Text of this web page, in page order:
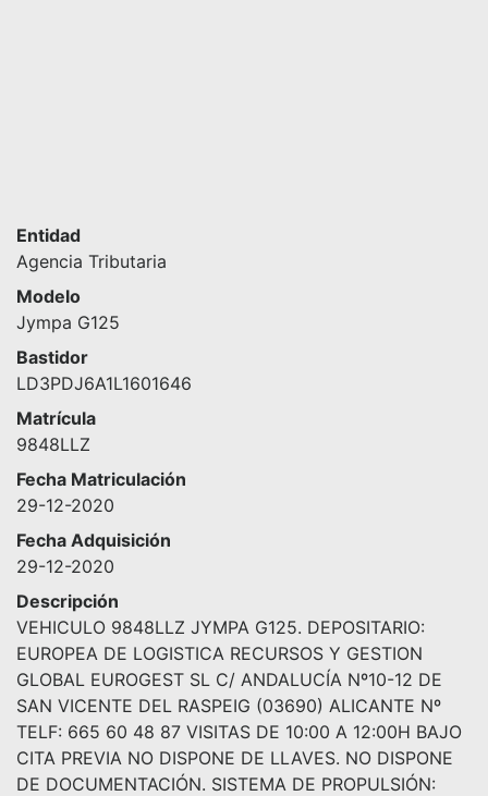
Entidad
Agencia Tributaria
Modelo
Jympa G125
Bastidor
LD3PDJ6A1L1601646
Matrícula
9848LLZ
Fecha Matriculación
29-12-2020
Fecha Adquisición
29-12-2020
Descripción
VEHICULO 9848LLZ JYMPA G125. DEPOSITARIO:
EUROPEA DE LOGISTICA RECURSOS Y GESTION
GLOBAL EUROGEST SL C/ ANDALUCÍA Nº10-12 DE
SAN VICENTE DEL RASPEIG (03690) ALICANTE Nº
TELF: 665 60 48 87 VISITAS DE 10:00 A 12:00H BAJO
CITA PREVIA NO DISPONE DE LLAVES. NO DISPONE
DE DOCUMENTACIÓN. SISTEMA DE PROPULSIÓN: